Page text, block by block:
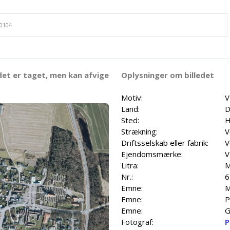
er taget, men kan afvige Oplysninger om billedet
Motiv:
Land:
Sted:
Strækning:
Driftsselskab eller fabrik:
Ejendomsmærke:
Litra:
Nr.:
6
Emne:
Emne:
Emne:
Fotograf: